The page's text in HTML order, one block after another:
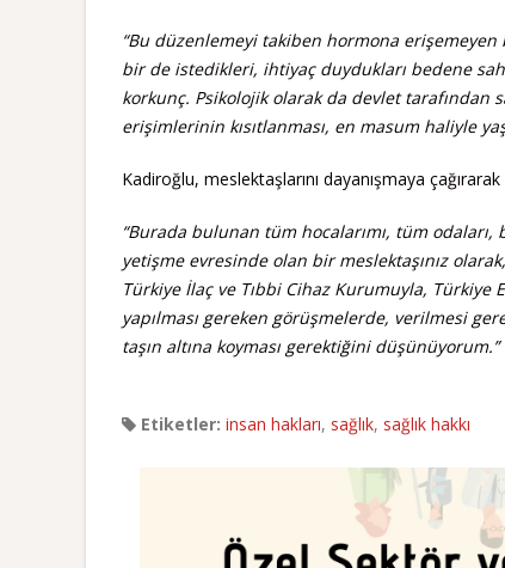
“Bu düzenlemeyi takiben hormona
bir de istedikleri, ihtiyaç duydukları bedene
korkunç. Psikolojik olarak da devlet tarafından
erişimlerinin kısıtlanması, en masum haliyle
Kadiroğlu, meslektaşlarını dayanışmaya
“Burada bulunan tüm hocalarımı, tüm
yetişme evresinde olan bir meslektaşınız
Türkiye İlaç ve Tıbbi Cihaz Kurumuyla, Türkiye
yapılması gereken görüşmelerde, verilmesi
taşın altına koyması gerektiğini düşünüyorum.”
Etiketler: insan hakları, sağlık, sağlık hakkı